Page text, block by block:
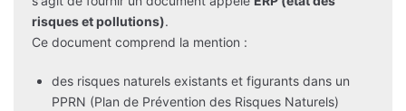
risques et pollutions).
Ce document comprend la mention :
des risques naturels existants et figurants dans un
PPRN (Plan de Prévention des Risques Naturels)